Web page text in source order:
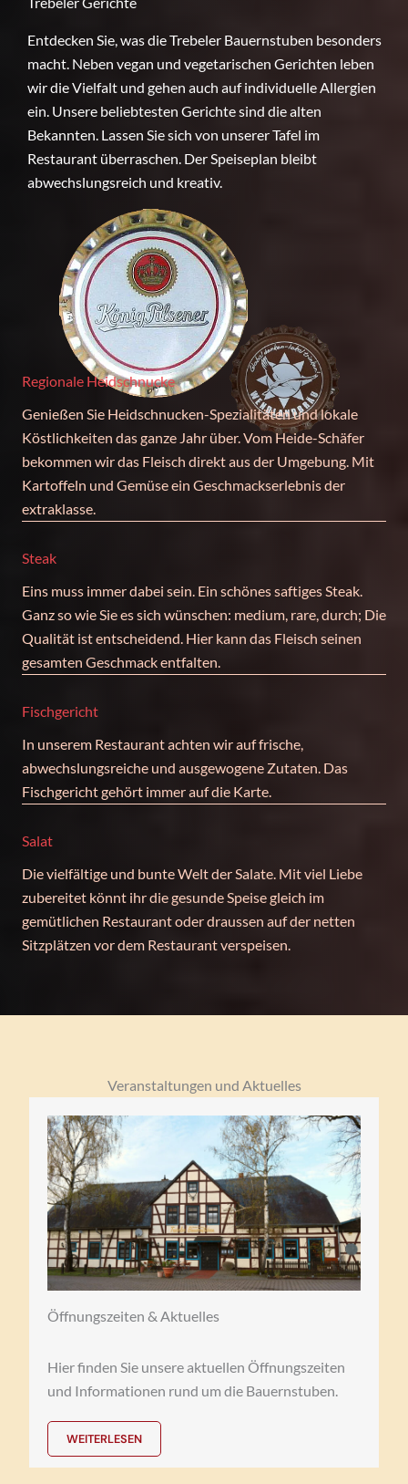
Entdecken Sie, was die Trebeler Bauernstuben besonders
macht. Neben vegan und vegetarischen Gerichten leben
wir die Vielfalt und gehen auch auf individuelle Allergien
ein. Unsere beliebtesten Gerichte sind die alten
Bekannten. Lassen Sie sich von unserer Tafel im
Restaurant überraschen. Der Speiseplan bleibt
abwechslungsreich und kreativ.
Regionale Heidschnucke
Genießen Sie Heidschnucken-Spezialitäten und lokale
Köstlichkeiten das ganze Jahr über. Vom Heide-Schäfer
bekommen wir das Fleisch direkt aus der Umgebung. Mit
Kartoffeln und Gemüse ein Geschmackserlebnis der
extraklasse.
Steak
Eins muss immer dabei sein. Ein schönes saftiges Steak.
Ganz so wie Sie es sich wünschen: medium, rare, durch; Die
Qualität ist entscheidend. Hier kann das Fleisch seinen
gesamten Geschmack entfalten.
Fischgericht
In unserem Restaurant achten wir auf frische,
abwechslungsreiche und ausgewogene Zutaten. Das
Fischgericht gehört immer auf die Karte.
Salat
Die vielfältige und bunte Welt der Salate. Mit viel Liebe
zubereitet könnt ihr die gesunde Speise gleich im
gemütlichen Restaurant oder draussen auf der netten
Sitzplätzen vor dem Restaurant verspeisen.
Veranstaltungen und Aktuelles
Öffnungszeiten & Aktuelles
Hier finden Sie unsere aktuellen Öffnungszeiten
und Informationen rund um die Bauernstuben.
WEITERLESEN